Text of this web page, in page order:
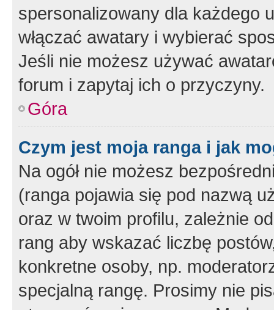
spersonalizowany dla każdego
włączać awatary i wybierać
Jeśli nie możesz używać
forum i zapytaj ich o przyczyny.
Góra
Czym jest moja ranga i jak
Na ogół nie możesz
(ranga pojawia się pod nazwą
oraz w twoim profilu, zależnie
rang aby wskazać liczbę
konkretne osoby, np.
specjalną rangę. Prosimy nie